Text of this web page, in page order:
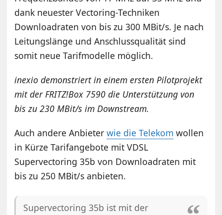
dank neuester Vectoring-Techniken
Downloadraten von bis zu 300 MBit/s. Je nach
Leitungslänge und Anschlussqualität sind
somit neue Tarifmodelle möglich.
inexio demonstriert in einem ersten Pilotprojekt
mit der FRITZ!Box 7590 die Unterstützung von
bis zu 230 MBit/s im Downstream.
Auch andere Anbieterwie die Telekom wollen
in Kürze Tarifangebote mit VDSL
Supervectoring 35b von Downloadraten mit
bis zu 250 MBit/s anbieten.
Supervectoring 35b ist mit der